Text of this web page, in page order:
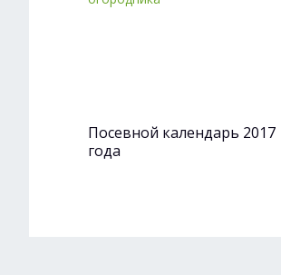
Посевной календарь 2017
года